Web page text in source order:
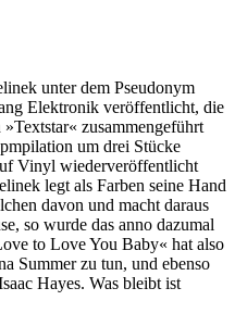
unter dem Pseudonym
Elektronik veröffentlicht, die
zusammengeführt
um drei Stücke
Vinyl wiederveröffentlicht
legt als Farben seine Hand
davon und macht daraus
so wurde das anno dazumal
to Love You Baby« hat also
Summer zu tun, und ebenso
Hayes. Was bleibt ist